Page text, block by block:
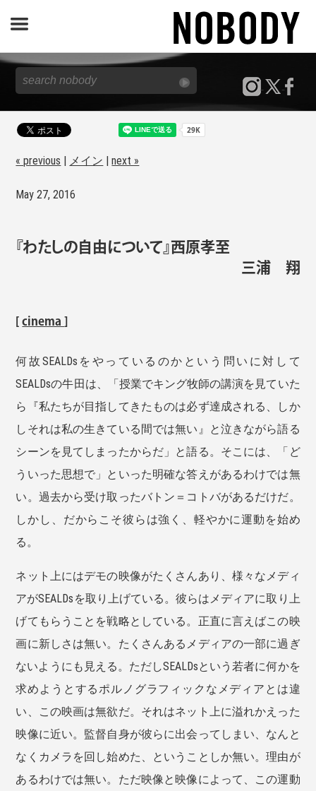
JOURNAL
SPECIAL
REPORT
NOBODY STORE
« previous メイン |next »
May 27, 2016
『わたしの自由について』西原孝至
三浦 翔
[cinema]
何故SEALDsをやっているのかという問いに対して
SEALDsの牛田は、「授業でキング牧師の講演を見ていた
ら『私たちが目指してきたものは必ず達成される、しか
しそれは私の生きている間では無い』と泣きながら語る
シーンを見てしまったからだ」と語る。そこには、「ど
ういった思想で」といった明確な答えがあるわけでは無
い。過去から受け取ったバトン＝コトバがあるだけだ。
しかし、だからこそ彼らは強く、軽やかに運動を始め
る。
ネット上にはデモの映像がたくさんあり、様々なメディ
アがSEALDsを取り上げている。彼らはメディアに取り上
げてもらうことを戦略としている。正直に言えばこの映
画に新しさは無い。たくさんあるメディアの一部に過ぎ
ないようにも見える。ただしSEALDsという若者に何かを
求めようとするポルノグラフィックなメディアとは違
い、この映画は無欲だ。それはネット上に溢れかえった
映像に近い。監督自身が彼らに出会ってしまい、なんと
なくカメラを回し始めた、ということしか無い。理由が
あるわけでは無い。ただ映像と映像によって、この運動